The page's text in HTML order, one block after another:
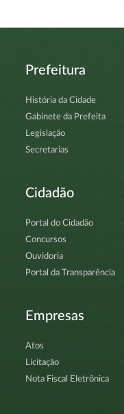
Prefeitura
História da Cidade
Gabinete da Prefeita
Legislação
Secretarias
Cidadão
Portal do Cidadão
Concursos
Ouvidoria
Portal da Transparência
Empresas
Atos
Licitação
Nota Fiscal Eletrônica